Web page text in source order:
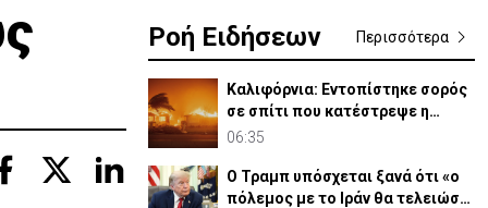
Ροή Ειδήσεων Περισσότερα
Καλιφόρνια: Εντοπίστηκε σορός
σε σπίτι που κατέστρεψε η
μεγάλη πυρκαγιά
06:35
Ο Τραμπ υπόσχεται ξανά ότι «ο
πόλεμος με το Ιράν θα τελειώσει